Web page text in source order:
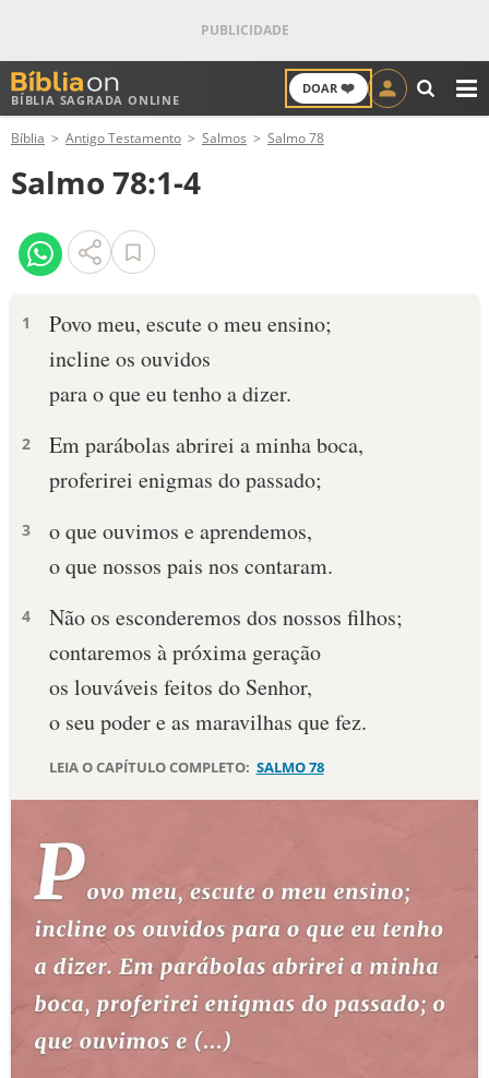
BÍBLIA SAGRADA ONLINE
DOAR ❤️
ANTIGO TESTAMENTO
NOVO TESTAMENTO
VERSÍCULOS
PALAVRA DO DIA
DEVOCIONAL DIÁRIO
10 MANDAMENTOS
ESTUDOS BÍBLICOS
ESBOÇOS DE PREGAÇÃO
TEMAS
QUEM SOMOS
LOJA BÍBLIAON
Bíblia Antigo Testamento Salmos Salmo 78
Salmo 78:1-4
1
Povo meu, escute o meu ensino;
incline os ouvidos
para o que eu tenho a dizer.
2
Em parábolas abrirei a minha boca,
proferirei enigmas do passado;
3
o que ouvimos e aprendemos,
o que nossos pais nos contaram.
4
Não os esconderemos dos nossos filhos;
contaremos à próxima geração
os louváveis feitos do Senhor,
o seu poder e as maravilhas que fez.
LEIA O CAPÍTULO COMPLETO: SALMO 78